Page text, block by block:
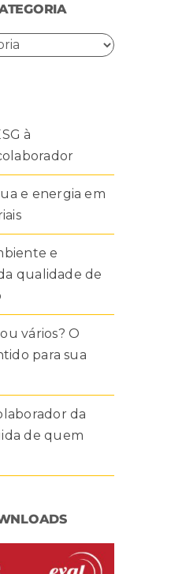
à
e energia em
e
qualidade de
vários? O
para sua
da
de quem